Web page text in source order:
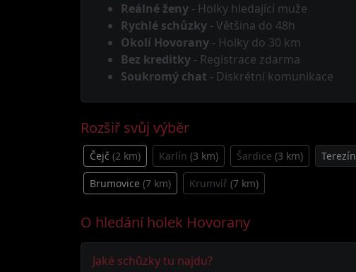
Reálné ženy - Holky hledající muže
Rychlé schůzky - Většina do 48h
Okolí Hovorany - Holky do 30 km
Bez kreditky - Registrace zdarma
Soukromý chat - Diskrétní komunikace
Rozšiř svůj výběr
Čejč (2 km) Karlín (3 km) Šardice (3 km) Terezín
Brumovice (7 km) Krumvíř (7 km)
O hledání holek Hovorany
Jaké schůzky tu najdu?